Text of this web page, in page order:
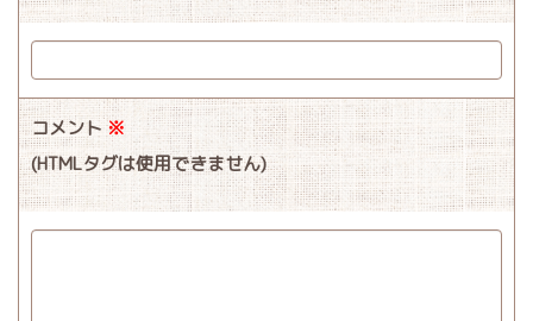
コメント※
(HTMLタグは使用できません)